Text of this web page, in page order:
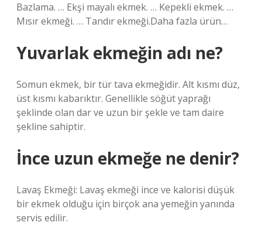
Bazlama. … Ekşi mayalı ekmek. … Kepekli ekmek. …
Mısır ekmeği. … Tandır ekmeği.Daha fazla ürün…
Yuvarlak ekmeğin adı ne?
Somun ekmek, bir tür tava ekmeğidir. Alt kısmı düz,
üst kısmı kabarıktır. Genellikle söğüt yaprağı
şeklinde olan dar ve uzun bir şekle ve tam daire
şekline sahiptir.
İnce uzun ekmeğe ne denir?
Lavaş Ekmeği: Lavaş ekmeği ince ve kalorisi düşük
bir ekmek olduğu için birçok ana yemeğin yanında
servis edilir.